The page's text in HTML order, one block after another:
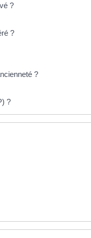
?
?
?
?